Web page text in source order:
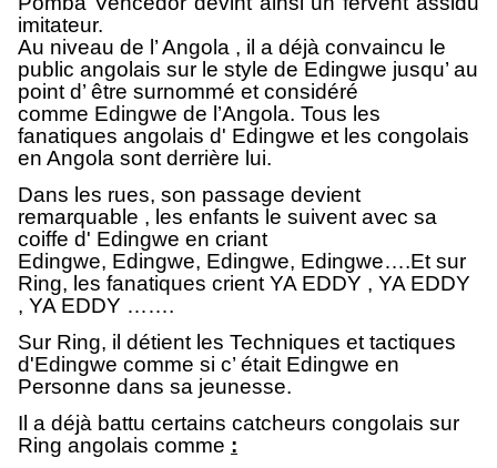
imitateur.
Au niveau de l’ Angola , il a déjà convaincu le
public angolais sur le style de Edingwe jusqu’ au
point d’ être surnommé et considéré
comme Edingwe de l’Angola. Tous les
fanatiques angolais d' Edingwe et les congolais
en Angola sont derrière lui.
Dans les rues, son passage devient
remarquable , les enfants le suivent avec sa
coiffe d' Edingwe en criant
Edingwe, Edingwe, Edingwe, Edingwe….Et sur
Ring, les fanatiques crient YA EDDY , YA EDDY
, YA EDDY …….
Sur Ring, il détient les Techniques et tactiques
d'Edingwe comme si c’ était Edingwe en
Personne dans sa jeunesse.
Il a déjà battu certains catcheurs congolais sur
Ring angolais comme :